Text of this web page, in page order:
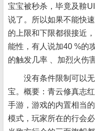
宝宝被秒杀，毕竟及鞥
说了。所以如果不能快
的上限和下限都很接近
能性，有人说加40 %的
的触发几率 、加烈火伤
没有条件限制可以无
宝。概要：青云修真志
手游，游戏的内置相当
模式，玩家所在的行会